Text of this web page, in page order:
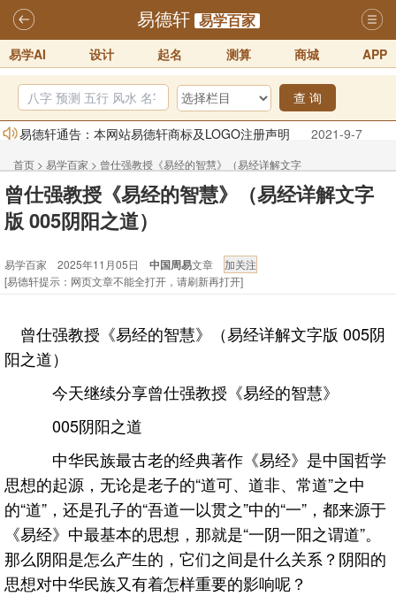
易德轩 易学百家
易学AI 设计 起名 测算 商城 APP
查 询
易德轩通告：本网站易德轩商标及LOGO注册声明
2021-9-7
易德轩网重构及升能完成，欢迎大家来体验新程序及感觉！！
2025-07-01
2026年化太岁锦囊属马、鼠、牛、龙、兔、狗、鸡生肖化太岁开始预
订！！
2025-10-01
易德轩首席风水大师铁笔居士简介！！
2021-9-2
首页 > 易学百家 > 曾仕强教授《易经的智慧》（易经详解文字
版 005阴阳之道）
曾仕强教授《易经的智慧》（易经详解文字
版 005阴阳之道）
易学百家 2025年11月05日 中国周易文章
[易德轩提示：网页文章不能全打开，请刷新再打开]
曾仕强教授《易经的智慧》（易经详解文字版 005阴
阳之道）
今天继续分享曾仕强教授《易经的智慧》
005阴阳之道
中华民族最古老的经典著作《易经》是中国哲学
思想的起源，无论是老子的“道可、道非、常道”之中
的“道”，还是孔子的“吾道一以贯之”中的“一”，都来源于
《易经》中最基本的思想，那就是“一阴一阳之谓道”。
那么阴阳是怎么产生的，它们之间是什么关系？阴阳的
思想对中华民族又有着怎样重要的影响呢？